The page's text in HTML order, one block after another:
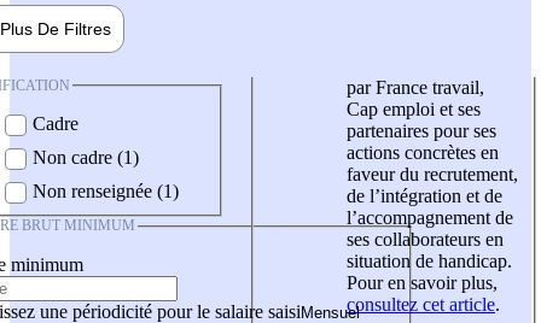
Plus De Filtres
Cadre
Non cadre (1)
Non renseignée (1)
BRUT MINIMUM
minimum
une périodicité pour le salaire saisi
par France travail,
Cap emploi et ses
partenaires pour ses
actions concrètes en
faveur du recrutement,
de l’intégration et de
l’accompagnement de
ses collaborateurs en
situation de handicap.
Pour en savoir plus,
consultez cet article.